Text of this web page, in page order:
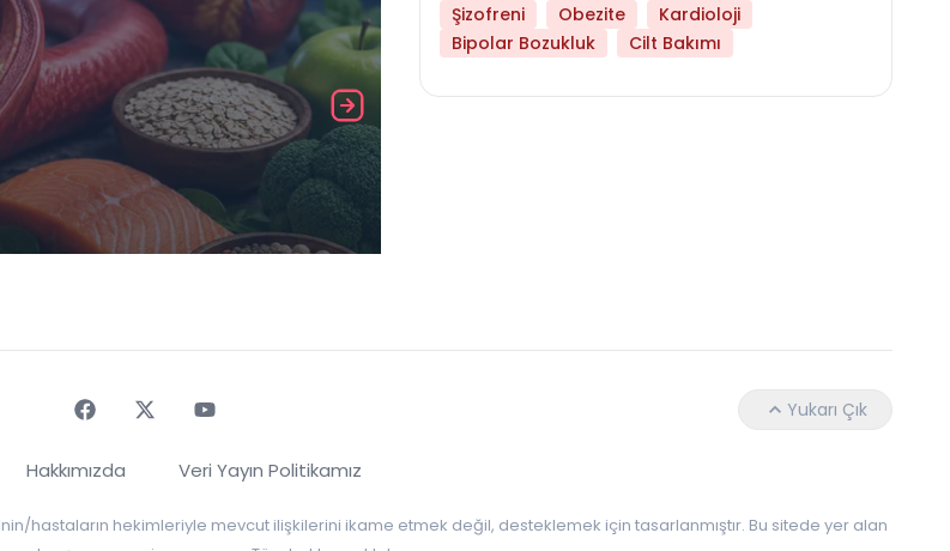
Şizofreni
Obezite
Kardioloji
Bipolar Bozukluk
Cilt Bakımı
Yukarı Çık
Hakkımızda Veri Yayın Politikamız
hastaların hekimleriyle mevcut ilişkilerini ikame etmek değil, desteklemek için tasarlanmıştır. Bu sitede yer alan